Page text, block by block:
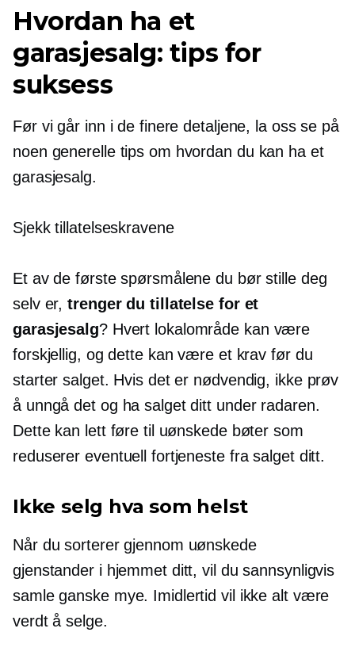
Hvordan ha et
garasjesalg: tips for
suksess
Før vi går inn i de finere detaljene, la oss se på
noen generelle tips om hvordan du kan ha et
garasjesalg.
Sjekk tillatelseskravene
Et av de første spørsmålene du bør stille deg
selv er,trenger du tillatelse for et
garasjesalg? Hvert lokalområde kan være
forskjellig, og dette kan være et krav før du
starter salget. Hvis det er nødvendig, ikke prøv
å unngå det og ha salget ditt under radaren.
Dette kan lett føre til uønskede bøter som
reduserer eventuell fortjeneste fra salget ditt.
Ikke selg hva som helst
Når du sorterer gjennom uønskede
gjenstander i hjemmet ditt, vil du sannsynligvis
samle ganske mye. Imidlertid vil ikke alt være
verdt å selge.